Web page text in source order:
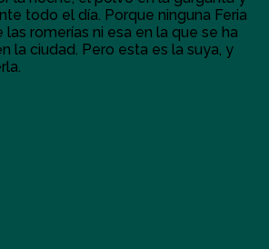
todo el día. Porque ninguna Feria
romerías ni esa en la que se ha
la ciudad. Pero esta es la suya, y